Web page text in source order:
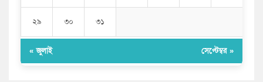
২৯ ৩০ ৩১
« জুলাই সেপ্টেম্বর »